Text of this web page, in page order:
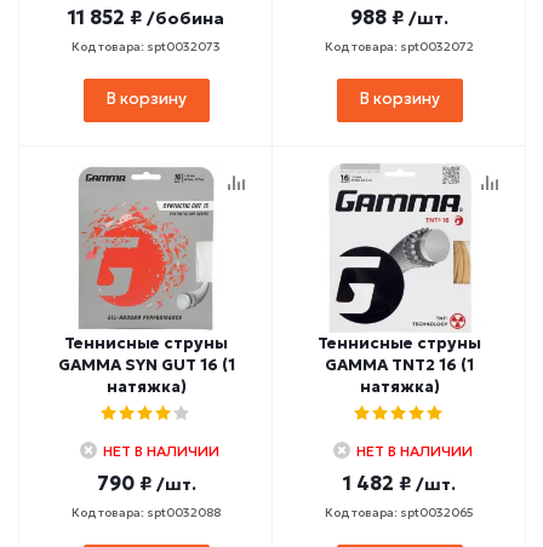
11 852 ₽ /бобина
Код товара: spt0032073
В корзину
988 ₽ /шт.
Код товара: spt0032072
В корзину
Теннисные струны
GAMMA SYN GUT 16 (1
натяжка)
НЕТ В НАЛИЧИИ
790 ₽ /шт.
Код товара: spt0032088
Теннисные струны
GAMMA TNT2 16 (1
натяжка)
НЕТ В НАЛИЧИИ
1 482 ₽ /шт.
Код товара: spt0032065